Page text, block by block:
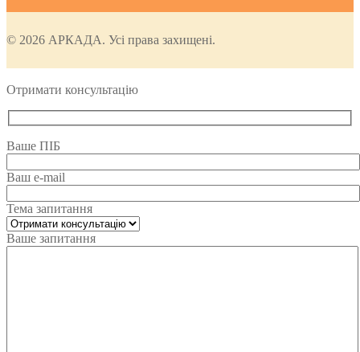
© 2026 АРКАДА. Усі права захищені.
Отримати консультацію
Ваше ПІБ
Ваш e-mail
Тема запитання
Ваше запитання